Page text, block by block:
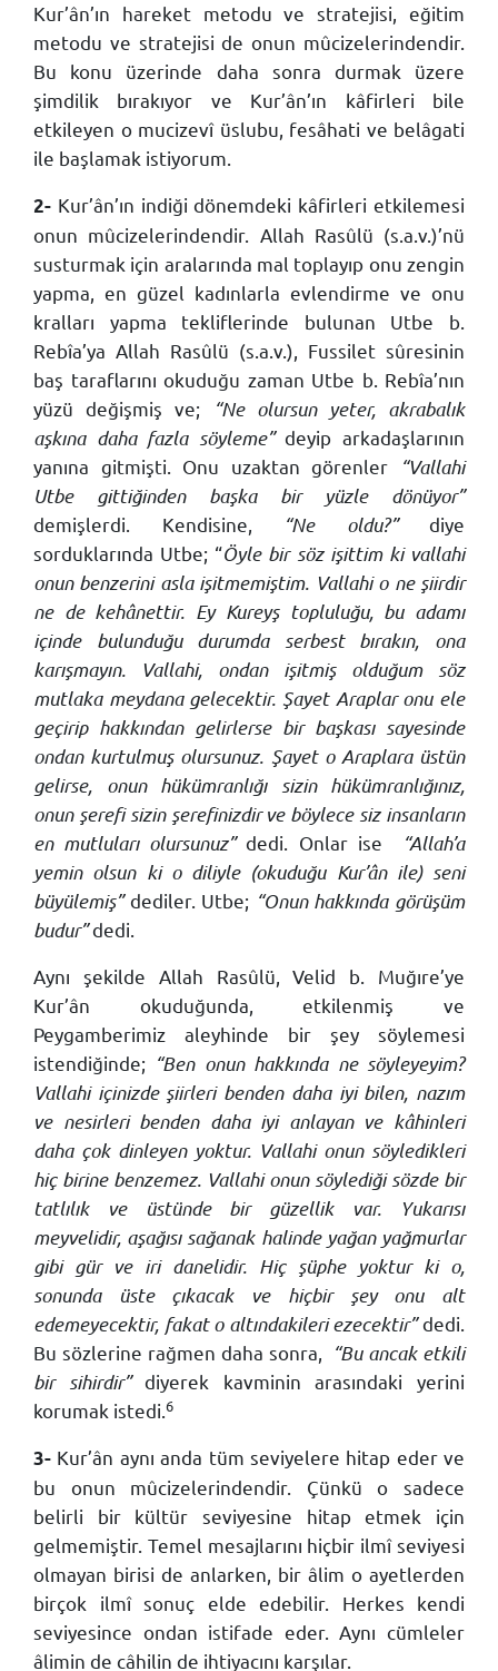
Kur’ân’ın hareket metodu ve stratejisi, eğitim
metodu ve stratejisi de onun mûcizelerindendir.
Bu konu üzerinde daha sonra durmak üzere
şimdilik bırakıyor ve Kur’ân’ın kâfirleri bile
etkileyen o mucizevî üslubu, fesâhati ve belâgati
ile başlamak istiyorum.
2- Kur’ân’ın indiği dönemdeki kâfirleri etkilemesi
onun mûcizelerindendir. Allah Rasûlü (s.a.v.)’nü
susturmak için aralarında mal toplayıp onu zengin
yapma, en güzel kadınlarla evlendirme ve onu
kralları yapma tekliflerinde bulunan Utbe b.
Rebîa’ya Allah Rasûlü (s.a.v.), Fussilet sûresinin
baş taraflarını okuduğu zaman Utbe b. Rebîa’nın
yüzü değişmiş ve;
“Ne olursun yeter, akrabalık
aşkına daha fazla söyleme”deyip arkadaşlarının
yanına gitmişti. Onu uzaktan görenler “Vallahi
Utbe gittiğinden başka bir yüzle dönüyor”
demişlerdi. Kendisine, “Ne oldu?”diye
sorduklarında Utbe; “Öyle bir söz işittim ki vallahi
onun benzerini asla işitmemiştim. Vallahi o ne şiirdir
ne de kehânettir. Ey Kureyş topluluğu, bu adamı
içinde bulunduğu durumda serbest bırakın, ona
karışmayın. Vallahi, ondan işitmiş olduğum söz
mutlaka meydana gelecektir. Şayet Araplar onu ele
geçirip hakkından gelirlerse bir başkası sayesinde
ondan kurtulmuş olursunuz. Şayet o Araplara üstün
gelirse, onun hükümranlığı sizin hükümranlığınız,
onun şerefi sizin şerefinizdir ve böylece siz insanların
en mutluları olursunuz”dedi. Onlar ise
“Allah’a
yemin olsun ki o diliyle (okuduğu Kur’ân ile) seni
büyülemiş”dediler. Utbe; “Onun hakkında görüşüm
budur”dedi.
Aynı şekilde Allah Rasûlü, Velid b. Muğıre’ye
Kur’ân okuduğunda, etkilenmiş ve
Peygamberimiz aleyhinde bir şey söylemesi
istendiğinde; “Ben onun hakkında ne söyleyeyim?
Vallahi içinizde şiirleri benden daha iyi bilen, nazım
ve nesirleri benden daha iyi anlayan ve kâhinleri
daha çok dinleyen yoktur. Vallahi onun söyledikleri
hiç birine benzemez. Vallahi onun söylediği sözde bir
tatlılık ve üstünde bir güzellik var. Yukarısı
meyvelidir, aşağısı sağanak halinde yağan yağmurlar
gibi gür ve iri danelidir. Hiç şüphe yoktur ki o,
sonunda üste çıkacak ve hiçbir şey onu alt
edemeyecektir, fakat o altındakileri ezecektir”dedi.
Bu sözlerine rağmen daha sonra,
“Bu ancak etkili
bir sihirdir”diyerek kavminin arasındaki yerini
korumak istedi. 6
3- Kur’ân aynı anda tüm seviyelere hitap eder ve
bu onun mûcizelerindendir. Çünkü o sadece
belirli bir kültür seviyesine hitap etmek için
gelmemiştir. Temel mesajlarını hiçbir ilmî seviyesi
olmayan birisi de anlarken, bir âlim o ayetlerden
birçok ilmî sonuç elde edebilir. Herkes kendi
seviyesince ondan istifade eder. Aynı cümleler
âlimin de câhilin de ihtiyacını karşılar.